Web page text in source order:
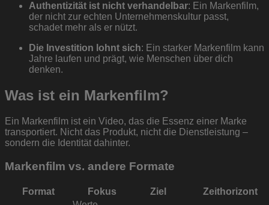
Authentizität ist nicht verhandelbar: Ein Markenfilm,
der nicht zur echten Unternehmenskultur passt,
schadet mehr als er nützt.
Die Investition lohnt sich: Ein starker Markenfilm kann
Jahre laufen und prägt, wie Menschen über dich
denken.
Was ist ein Markenfilm?
Ein Markenfilm ist ein Video, das die Essenz einer Marke
transportiert. Nicht das Produkt, nicht die Dienstleistung –
sondern die Identität dahinter.
Markenfilm vs. andere Formate
Format Fokus Ziel Zeithorizont